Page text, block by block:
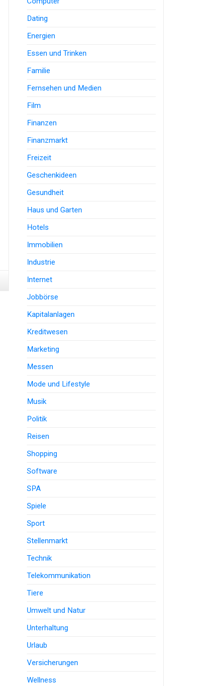
Dating
Energien
Essen und Trinken
Familie
Fernsehen und Medien
Film
Finanzen
Finanzmarkt
Freizeit
Geschenkideen
Gesundheit
Haus und Garten
Hotels
Immobilien
Industrie
Internet
Jobbörse
Kapitalanlagen
Kreditwesen
Marketing
Messen
Mode und Lifestyle
Musik
Politik
Reisen
Shopping
Software
SPA
Spiele
Sport
Stellenmarkt
Technik
Telekommunikation
Tiere
Umwelt und Natur
Unterhaltung
Urlaub
Versicherungen
Wellness